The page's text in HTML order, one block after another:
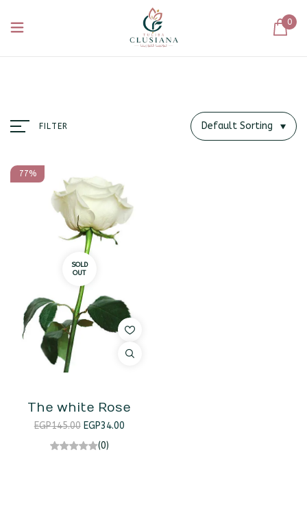
0
FILTER Default Sorting
77%
SOLD
OUT
The white Rose
EGP145.00 EGP34.00
(0)